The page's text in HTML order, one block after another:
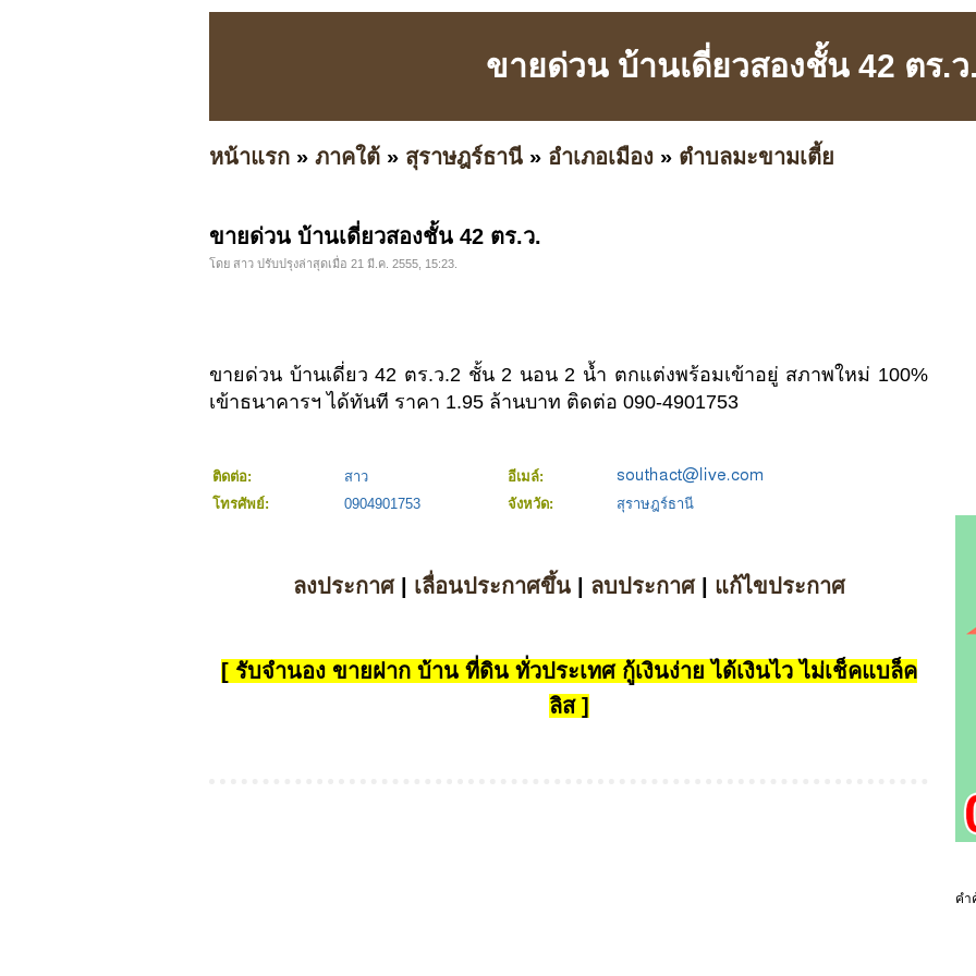
ขายด่วน บ้านเดี่ยวสองชั้น 42 ตร.ว
หน้าแรก » ภาคใต้ » สุราษฎร์ธานี » อำเภอเมือง » ตำบลมะขามเตี้ย
ขายด่วน บ้านเดี่ยวสองชั้น 42 ตร.ว.
โดย สาว ปรับปรุงล่าสุดเมื่อ 21 มี.ค. 2555, 15:23.
ขายด่วน บ้านเดี่ยว 42 ตร.ว.2 ชั้น 2 นอน 2 น้ำ ตกแต่งพร้อมเข้าอยู่ สภาพใหม่ 100%
เข้าธนาคารฯ ได้ทันที ราคา 1.95 ล้านบาท ติดต่อ 090-4901753
ติดต่อ: สาว
อีเมล์:
โทรศัพย์:
0904901753 จังหวัด: สุราษฎร์ธานี
ลงประกาศ| เลื่อนประกาศขึ้น| ลบประกาศ| แก้ไขประกาศ
[ รับจำนอง ขายฝาก บ้าน ที่ดิน ทั่วประเทศ กู้เงินง่าย ได้เงินไว ไม่เช็คแบล็ค
ลิส ]
คำ